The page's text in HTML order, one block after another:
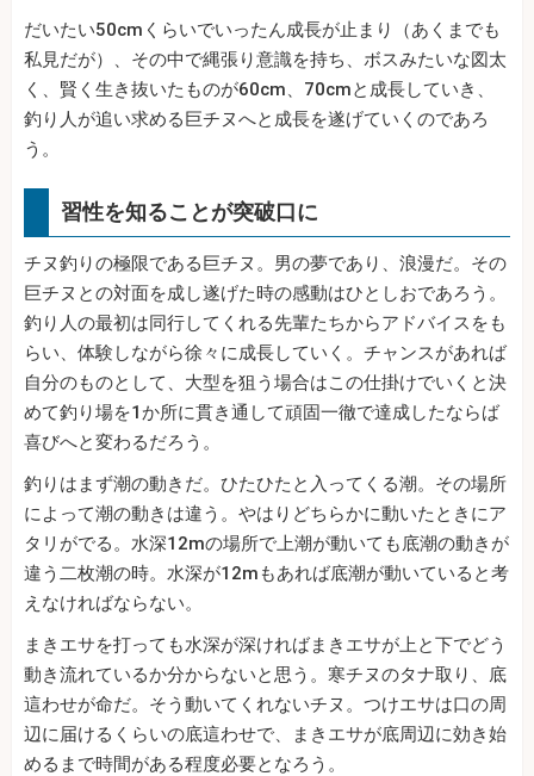
だいたい50cmくらいでいったん成長が止まり（あくまでも
私見だが）、その中で縄張り意識を持ち、ボスみたいな図太
く、賢く生き抜いたものが60cm、70cmと成長していき、
釣り人が追い求める巨チヌへと成長を遂げていくのであろ
う。
習性を知ることが突破口に
チヌ釣りの極限である巨チヌ。男の夢であり、浪漫だ。その
巨チヌとの対面を成し遂げた時の感動はひとしおであろう。
釣り人の最初は同行してくれる先輩たちからアドバイスをも
らい、体験しながら徐々に成長していく。チャンスがあれば
自分のものとして、大型を狙う場合はこの仕掛けでいくと決
めて釣り場を1か所に貫き通して頑固一徹で達成したならば
喜びへと変わるだろう。
釣りはまず潮の動きだ。ひたひたと入ってくる潮。その場所
によって潮の動きは違う。やはりどちらかに動いたときにア
タリがでる。水深12mの場所で上潮が動いても底潮の動きが
違う二枚潮の時。水深が12mもあれば底潮が動いていると考
えなければならない。
まきエサを打っても水深が深ければまきエサが上と下でどう
動き流れているか分からないと思う。寒チヌのタナ取り、底
這わせが命だ。そう動いてくれないチヌ。つけエサは口の周
辺に届けるくらいの底這わせで、まきエサが底周辺に効き始
めるまで時間がある程度必要となろう。